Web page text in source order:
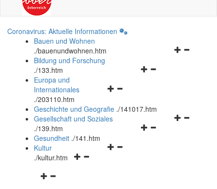
Coronavirus: Aktuelle Informationen
Bauen und Wohnen
./bauenundwohnen.htm
Navigationsmenü
Bildung und Forschung
./133.htm
Navigationsmenü
und
schließen
Europa und
Internationales
./203110.htm
Geschichte und Geografie ./141017.htm
Navigationsmenü
Gesellschaft und Soziales
./139.htm
Navigationsmenü
Gesundheit ./141.htm
Navigationsmenü
Kultur
./kultur.htm
Navigationsmenü